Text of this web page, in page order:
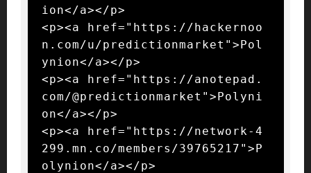
ion</a></p>
<p><a href="https://hackernoo
n.com/u/predictionmarket">Pol
ynion</a></p>
<p><a href="https://anotepad.
com/@predictionmarket">Polyni
on</a></p>
<p><a href="https://network-4
299.mn.co/members/39765217">P
olynion</a></p>